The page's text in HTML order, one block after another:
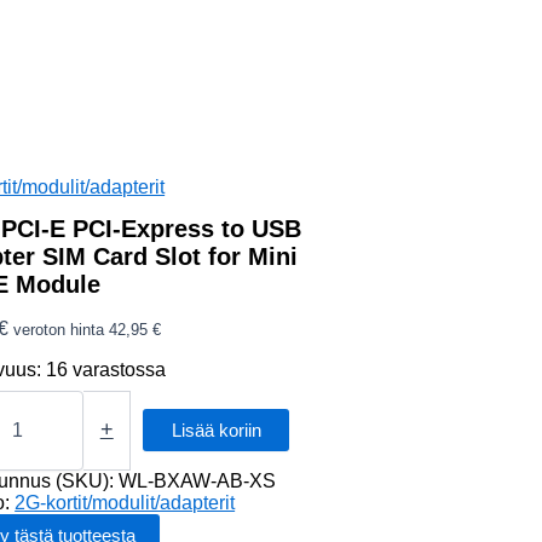
modulit/adapterit
E PCI-Express to USB
SIM Card Slot for Mini
Module
veroton hinta42,95€
16 varastossa
+ Lisää koriin
(SKU):WL-BXAW-AB-XS
2G-kortit/modulit/adapterit